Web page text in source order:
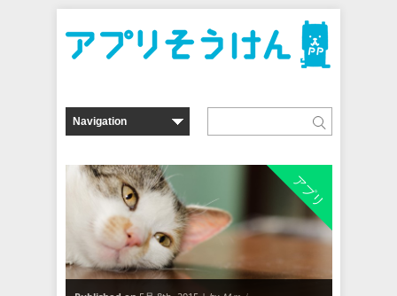
アプリ